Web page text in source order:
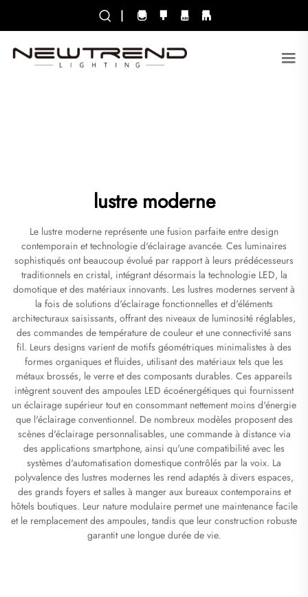
|
lustre moderne
Le lustre moderne représente une fusion parfaite entre design
contemporain et technologie d'éclairage avancée. Ces luminaires
sophistiqués ont beaucoup évolué par rapport à leurs prédécesseurs
traditionnels en cristal, intégrant désormais la technologie LED, la
domotique et des matériaux innovants. Les lustres modernes servent à
la fois de solutions d'éclairage fonctionnelles et d'éléments
architecturaux saisissants, offrant des niveaux de luminosité réglables,
des commandes de température de couleur et une connectivité sans
fil. Leurs designs varient de motifs géométriques minimalistes à des
formes organiques et fluides, utilisant des matériaux tels que les
métaux brossés, le verre et des composants durables. Ces appareils
intègrent souvent des ampoules LED écoénergétiques qui fournissent
un éclairage supérieur tout en consommant nettement moins d'énergie
que l'éclairage conventionnel. De nombreux modèles proposent des
scènes d'éclairage personnalisables, une commande à distance via
des applications smartphone, ainsi qu'une compatibilité avec les
systèmes d'automatisation domestique contrôlés par la voix. La
polyvalence des lustres modernes les rend adaptés à divers espaces,
des grands foyers et salles à manger aux bureaux contemporains et
hôtels boutiques. Leur nature modulaire permet une maintenance facile
et le remplacement des ampoules, tandis que leur construction robuste
garantit une longue durée de vie.